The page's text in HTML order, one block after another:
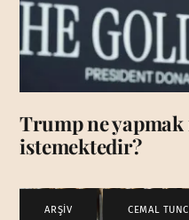
Trump ne
istemektedir?
ARŞİV CEMAL